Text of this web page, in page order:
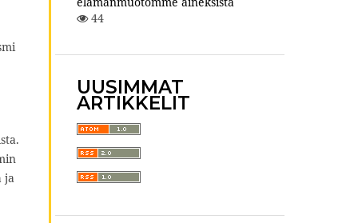
ja
44
UUSIMMAT
ARTIKKELIT